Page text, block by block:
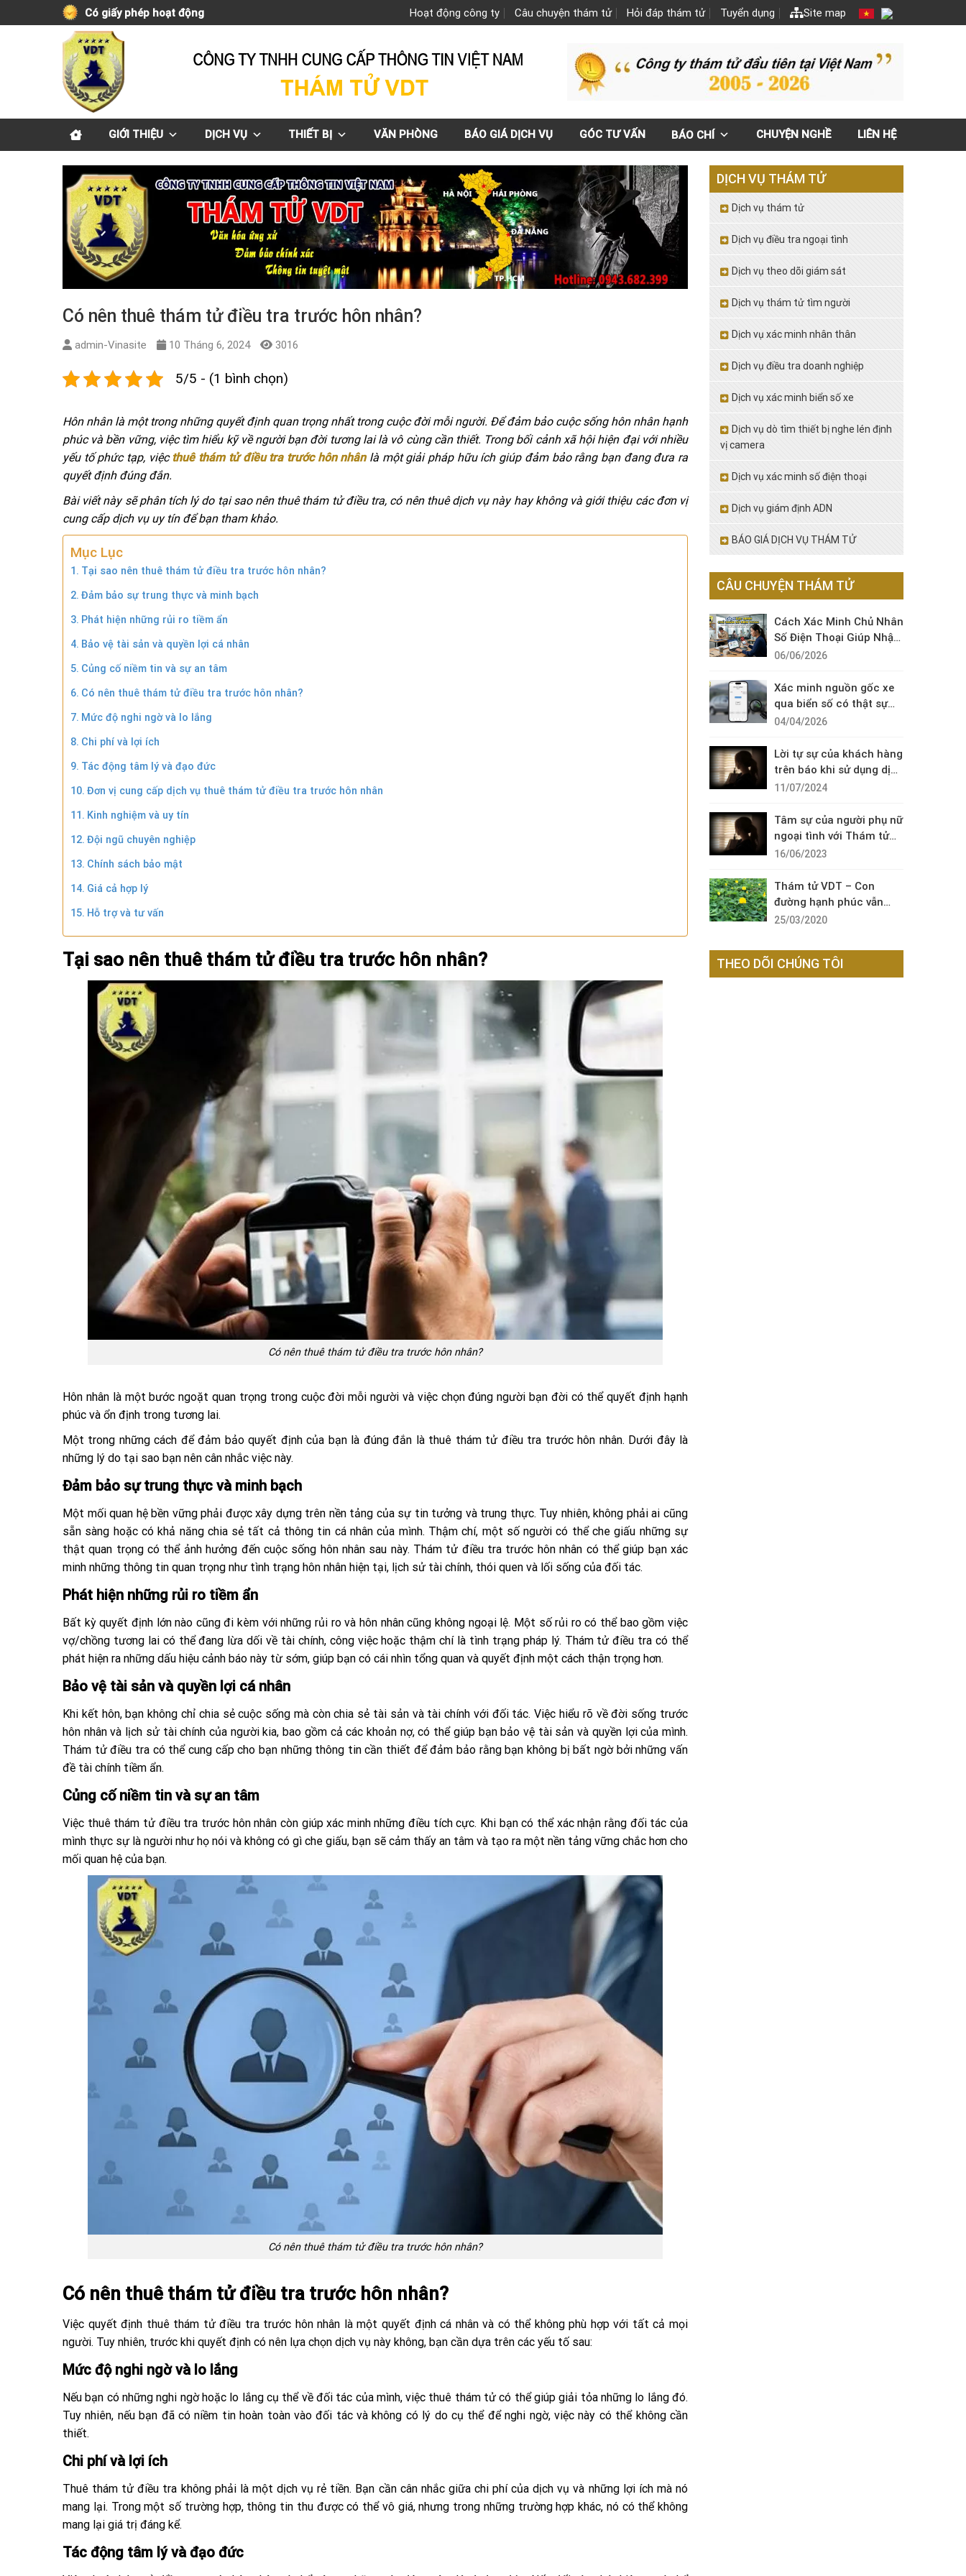
to
Có giấy phép hoạt động Hoạt động công ty Câu chuyện thám tử Hỏi đáp thám tử Tuyển dụng Site map
GIỚI THIỆU DỊCH VỤ THIẾT BỊ VĂN PHÒNG BÁO GIÁ DỊCH VỤ GÓC TƯ VẤN BÁO CHÍ CHUYỆN NGHỀ LIÊN HỆ
Có nên thuê thám tử điều tra trước hôn nhân?
admin-Vinasite 10 Tháng 6, 2024 3016
5/5 - (1 bình chọn)
Hôn nhân là một trong những quyết định quan trọng nhất trong cuộc đời mỗi người. Để đảm bảo cuộc sống hôn nhân hạnh
phúc và bền vững, việc tìm hiểu kỹ về người bạn đời tương lai là vô cùng cần thiết. Trong bối cảnh xã hội hiện đại với nhiều
yếu tố phức tạp, việcthuê thám tử điều tra trước hôn nhânlà một giải pháp hữu ích giúp đảm bảo rằng bạn đang đưa ra
quyết định đúng đắn.
Bài viết này sẽ phân tích lý do tại sao nên thuê thám tử điều tra, có nên thuê dịch vụ này hay không và giới thiệu các đơn vị
cung cấp dịch vụ uy tín để bạn tham khảo.
Mục Lục
Tại sao nên thuê thám tử điều tra trước hôn nhân?
Đảm bảo sự trung thực và minh bạch
Phát hiện những rủi ro tiềm ẩn
Bảo vệ tài sản và quyền lợi cá nhân
Củng cố niềm tin và sự an tâm
Có nên thuê thám tử điều tra trước hôn nhân?
Mức độ nghi ngờ và lo lắng
Chi phí và lợi ích
Tác động tâm lý và đạo đức
Đơn vị cung cấp dịch vụ thuê thám tử điều tra trước hôn nhân
Kinh nghiệm và uy tín
Đội ngũ chuyên nghiệp
Chính sách bảo mật
Giá cả hợp lý
Hỗ trợ và tư vấn
Tại sao nên thuê thám tử điều tra trước hôn nhân?
Có nên thuê thám tử điều tra trước hôn nhân?
Hôn nhân là một bước ngoặt quan trọng trong cuộc đời mỗi người và việc chọn đúng người bạn đời có thể quyết định hạnh
phúc và ổn định trong tương lai.
Một trong những cách để đảm bảo quyết định của bạn là đúng đắn là thuê thám tử điều tra trước hôn nhân. Dưới đây là
những lý do tại sao bạn nên cân nhắc việc này.
Đảm bảo sự trung thực và minh bạch
Một mối quan hệ bền vững phải được xây dựng trên nền tảng của sự tin tưởng và trung thực. Tuy nhiên, không phải ai cũng
sẵn sàng hoặc có khả năng chia sẻ tất cả thông tin cá nhân của mình. Thậm chí, một số người có thể che giấu những sự
thật quan trọng có thể ảnh hưởng đến cuộc sống hôn nhân sau này. Thám tử điều tra trước hôn nhân có thể giúp bạn xác
minh những thông tin quan trọng như tình trạng hôn nhân hiện tại, lịch sử tài chính, thói quen và lối sống của đối tác.
Phát hiện những rủi ro tiềm ẩn
Bất kỳ quyết định lớn nào cũng đi kèm với những rủi ro và hôn nhân cũng không ngoại lệ. Một số rủi ro có thể bao gồm việc
vợ/chồng tương lai có thể đang lừa dối về tài chính, công việc hoặc thậm chí là tình trạng pháp lý. Thám tử điều tra có thể
phát hiện ra những dấu hiệu cảnh báo này từ sớm, giúp bạn có cái nhìn tổng quan và quyết định một cách thận trọng hơn.
Bảo vệ tài sản và quyền lợi cá nhân
Khi kết hôn, bạn không chỉ chia sẻ cuộc sống mà còn chia sẻ tài sản và tài chính với đối tác. Việc hiểu rõ về đời sống trước
hôn nhân và lịch sử tài chính của người kia, bao gồm cả các khoản nợ, có thể giúp bạn bảo vệ tài sản và quyền lợi của mình.
Thám tử điều tra có thể cung cấp cho bạn những thông tin cần thiết để đảm bảo rằng bạn không bị bất ngờ bởi những vấn
đề tài chính tiềm ẩn.
Củng cố niềm tin và sự an tâm
Việc thuê thám tử điều tra trước hôn nhân còn giúp xác minh những điều tích cực. Khi bạn có thể xác nhận rằng đối tác của
mình thực sự là người như họ nói và không có gì che giấu, bạn sẽ cảm thấy an tâm và tạo ra một nền tảng vững chắc hơn cho
mối quan hệ của bạn.
Có nên thuê thám tử điều tra trước hôn nhân?
Có nên thuê thám tử điều tra trước hôn nhân?
Việc quyết định thuê thám tử điều tra trước hôn nhân là một quyết định cá nhân và có thể không phù hợp với tất cả mọi
người. Tuy nhiên, trước khi quyết định có nên lựa chọn dịch vụ này không, bạn cần dựa trên các yếu tố sau:
Mức độ nghi ngờ và lo lắng
Nếu bạn có những nghi ngờ hoặc lo lắng cụ thể về đối tác của mình, việc thuê thám tử có thể giúp giải tỏa những lo lắng đó.
Tuy nhiên, nếu bạn đã có niềm tin hoàn toàn vào đối tác và không có lý do cụ thể để nghi ngờ, việc này có thể không cần
thiết.
Chi phí và lợi ích
Thuê thám tử điều tra không phải là một dịch vụ rẻ tiền. Bạn cần cân nhắc giữa chi phí của dịch vụ và những lợi ích mà nó
mang lại. Trong một số trường hợp, thông tin thu được có thể vô giá, nhưng trong những trường hợp khác, nó có thể không
mang lại giá trị đáng kể.
Tác động tâm lý và đạo đức
DỊCH VỤ THÁM TỬ
Dịch vụ thám tử
Dịch vụ điều tra ngoại tình
Dịch vụ theo dõi giám sát
Dịch vụ thám tử tìm người
Dịch vụ xác minh nhân thân
Dịch vụ điều tra doanh nghiệp
Dịch vụ xác minh biển số xe
Dịch vụ dò tìm thiết bị nghe lén định
vị camera
Dịch vụ xác minh số điện thoại
Dịch vụ giám định ADN
BÁO GIÁ DỊCH VỤ THÁM TỬ
CÂU CHUYỆN THÁM TỬ
Cách Xác Minh Chủ Nhân
Số Điện Thoại Giúp Nhận
Diện Cuộc Gọi Đáng Ngờ
06/06/2026
Xác minh nguồn gốc xe
qua biển số có thật sự
cần thiết?
04/04/2026
Lời tự sự của khách hàng
trên báo khi sử dụng dịch
vụ thám tử sài gòn VDT
11/07/2024
Tâm sự của người phụ nữ
ngoại tình với Thám tử
VDT
16/06/2023
Thám tử VDT – Con
đường hạnh phúc vẫn
còn đó !
25/03/2020
THEO DÕI CHÚNG TÔI